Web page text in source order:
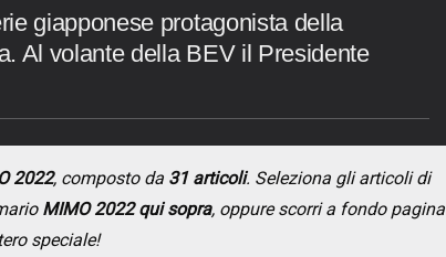
giapponese protagonista della
Al volante della BEV il Presidente
2022, composto da 31 articoli. Seleziona gli articoli di
MIMO 2022 qui sopra, oppure scorri a fondo pagina
speciale!